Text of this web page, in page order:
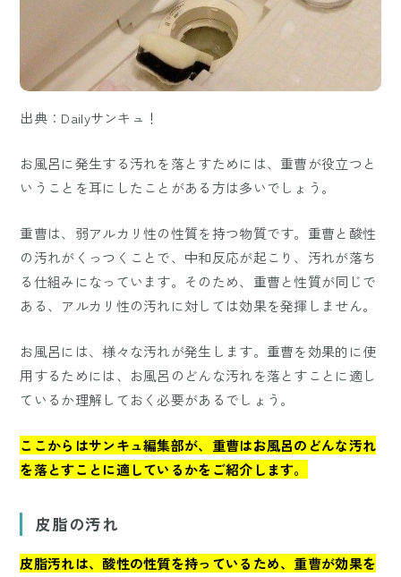
出典：Dailyサンキュ！
お風呂に発生する汚れを落とすためには、重曹が役立つと
いうことを耳にしたことがある方は多いでしょう。
重曹は、弱アルカリ性の性質を持つ物質です。重曹と酸性
の汚れがくっつくことで、中和反応が起こり、汚れが落ち
る仕組みになっています。そのため、重曹と性質が同じで
ある、アルカリ性の汚れに対しては効果を発揮しません。
お風呂には、様々な汚れが発生します。重曹を効果的に使
用するためには、お風呂のどんな汚れを落とすことに適し
ているか理解しておく必要があるでしょう。
ここからはサンキュ編集部が、重曹はお風呂のどんな汚れ
を落とすことに適しているかをご紹介します。
皮脂の汚れ
皮脂汚れは、酸性の性質を持っているため、重曹が効果を